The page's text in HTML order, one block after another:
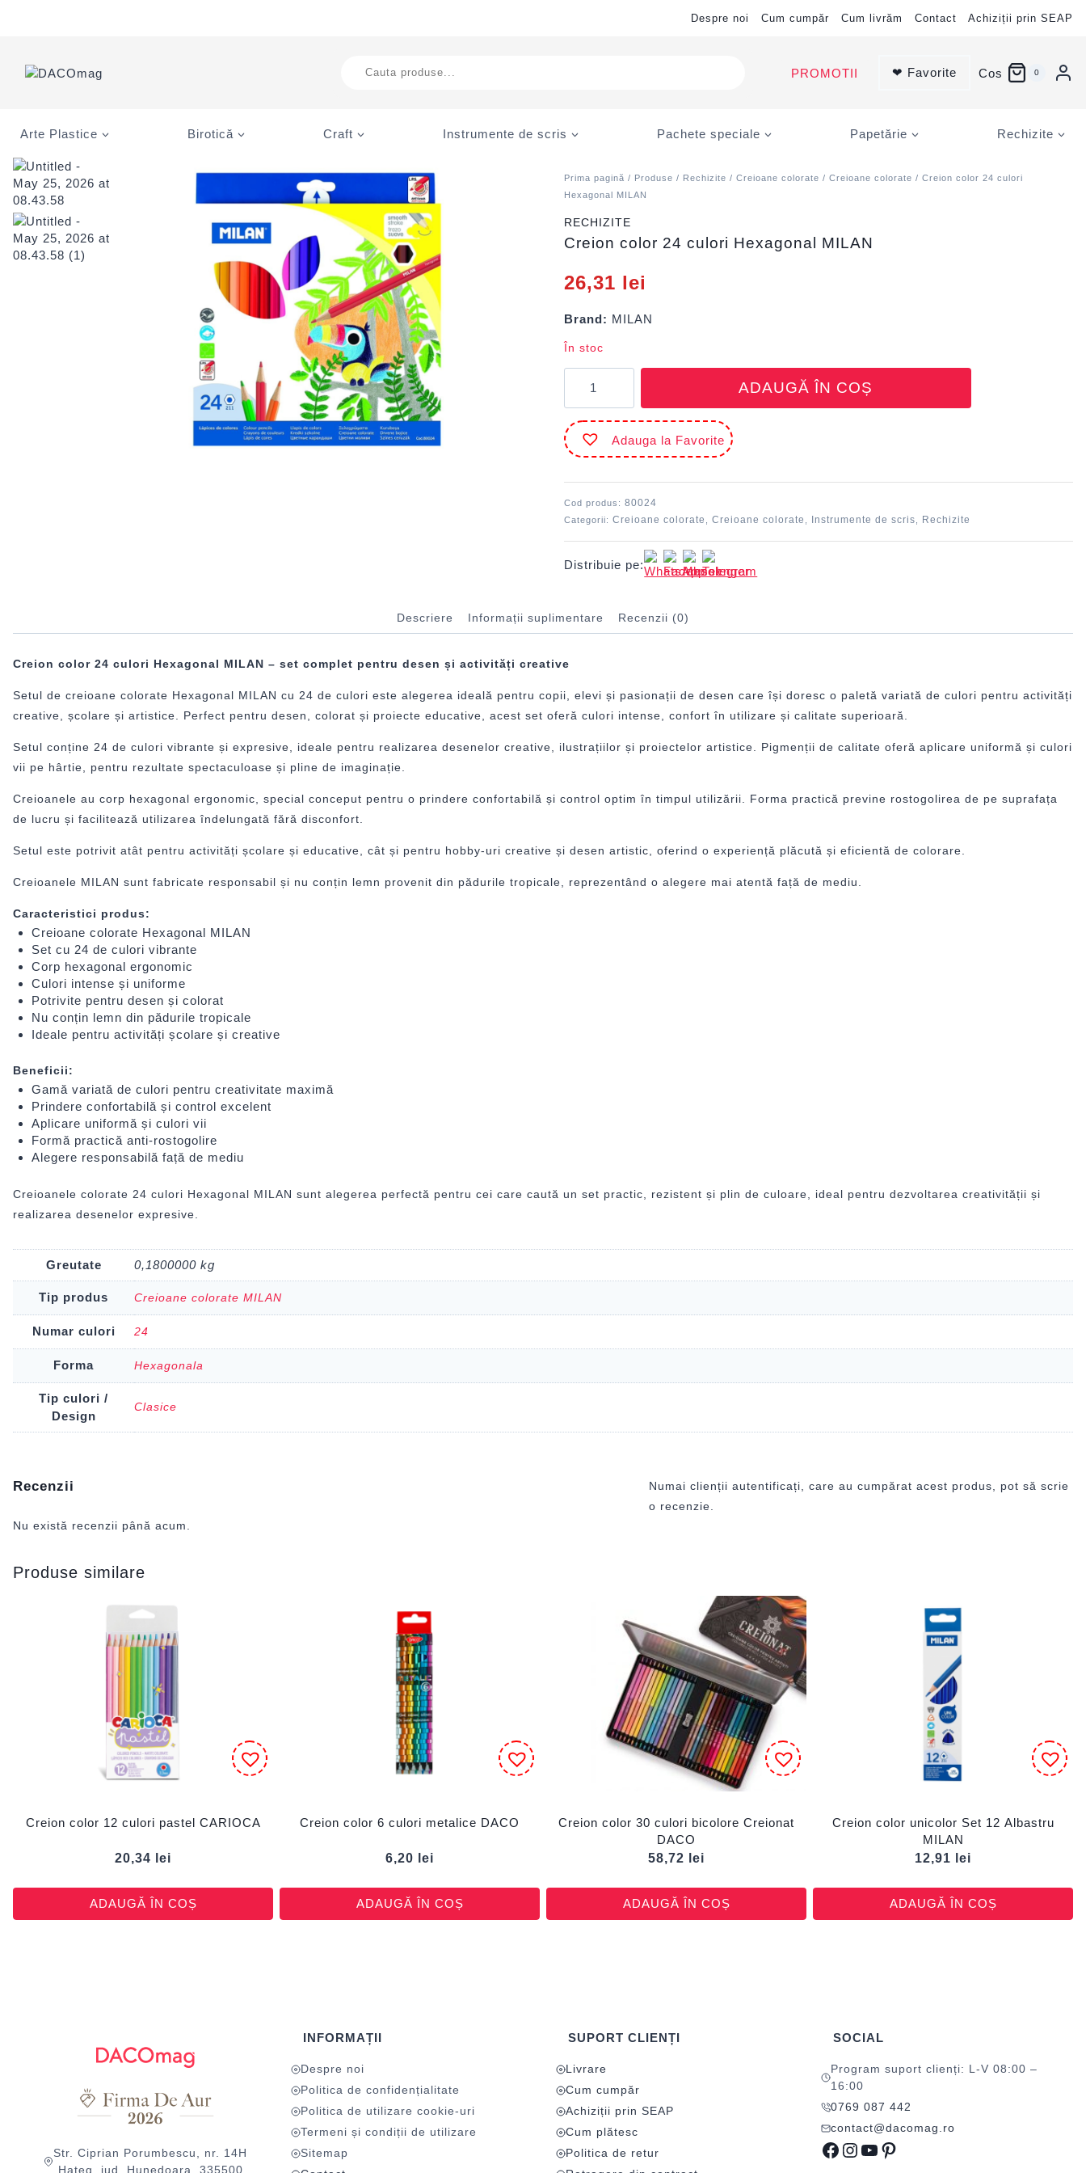
Despre noi Cum cumpăr Cum livrăm Contact Achiziții prin SEAP
search
PROMOTII ❤ Favorite Cos 0
Arte Plastice Birotică Craft Instrumente de scris Pachete speciale Papetărie Rechizite
Prima pagină / Produse / Rechizite /Creioane colorate /Creioane colorate / Creion color 24 culori
Hexagonal MILAN
RECHIZITE
Creion color 24 culori Hexagonal MILAN
26,31 lei
Brand: MILAN
În stoc
Creion
color
24
culori
Hexagonal
ADAUGĂ ÎN COȘ
Adauga la Favorite
Cod produs:80024
Categorii:Creioane colorate ,Creioane colorate Instrumente de scris Rechizite
Distribuie pe:
Descriere Informații suplimentare Recenzii (0)
Creion color 24 culori Hexagonal MILAN – set complet pentru desen și activități creative
Setul de creioane colorate Hexagonal MILAN cu 24 de culori este alegerea ideală pentru copii, elevi și pasionații de desen care își doresc o paletă variată de culori pentru activități
creative, școlare și artistice. Perfect pentru desen, colorat și proiecte educative, acest set oferă culori intense, confort în utilizare și calitate superioară.
Setul conține 24 de culori vibrante și expresive, ideale pentru realizarea desenelor creative, ilustrațiilor și proiectelor artistice. Pigmenții de calitate oferă aplicare uniformă și culori
vii pe hârtie, pentru rezultate spectaculoase și pline de imaginație.
Creioanele au corp hexagonal ergonomic, special conceput pentru o prindere confortabilă și control optim în timpul utilizării. Forma practică previne rostogolirea de pe suprafața
de lucru și facilitează utilizarea îndelungată fără disconfort.
Setul este potrivit atât pentru activități școlare și educative, cât și pentru hobby-uri creative și desen artistic, oferind o experiență plăcută și eficientă de colorare.
Creioanele MILAN sunt fabricate responsabil și nu conțin lemn provenit din pădurile tropicale, reprezentând o alegere mai atentă față de mediu.
Caracteristici produs:
Creioane colorate Hexagonal MILAN
Set cu 24 de culori vibrante
Corp hexagonal ergonomic
Culori intense și uniforme
Potrivite pentru desen și colorat
Nu conțin lemn din pădurile tropicale
Ideale pentru activități școlare și creative
Beneficii:
Gamă variată de culori pentru creativitate maximă
Prindere confortabilă și control excelent
Aplicare uniformă și culori vii
Formă practică anti-rostogolire
Alegere responsabilă față de mediu
Creioanele colorate 24 culori Hexagonal MILAN sunt alegerea perfectă pentru cei care caută un set practic, rezistent și plin de culoare, ideal pentru dezvoltarea creativității și
realizarea desenelor expresive.
Greutate 0,1800000 kg
Tip produs Creioane colorate MILAN
Numar culori 24
Forma Hexagonala
Tip culori /
Design
Clasice
Recenzii
Nu există recenzii până acum.
Numai clienții autentificați, care au cumpărat acest produs, pot să scrie
o recenzie.
Produse similare
Creion color 12 culori pastel CARIOCA
20,34 lei
ADAUGĂ ÎN COȘ
Creion color 6 culori metalice DACO
6,20 lei
ADAUGĂ ÎN COȘ
Creion color 30 culori bicolore Creionat
DACO
58,72
lei
ADAUGĂ ÎN COȘ
Creion color unicolor Set 12 Albastru
MILAN
12,91
lei
ADAUGĂ ÎN COȘ
Str. Ciprian Porumbescu, nr. 14H
Hațeg, jud. Hunedoara, 335500
INFORMAȚII
Despre noi
Politica de confidențialitate
Politica de utilizare cookie-uri
Termeni și condiții de utilizare
Sitemap
SUPORT CLIENȚI
Livrare
Cum cumpăr
Achiziții prin SEAP
Cum plătesc
Politica de retur
SOCIAL
Program suport clienți: L-V 08:00 –
16:00
0769 087 442
contact@dacomag.ro
Facebook
Instagram
YouTube
Pinterest